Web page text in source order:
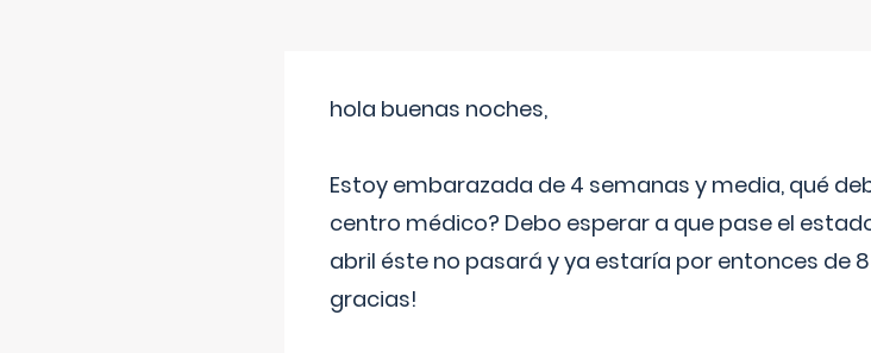
hola buenas noches,
Estoy embarazada de 4 semanas y media, qué
centro médico? Debo esperar a que pase el
abril éste no pasará y ya estaría por entonces de
gracias!